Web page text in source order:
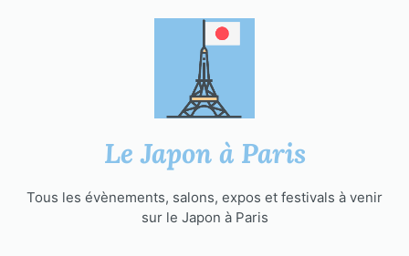
Le Japon à Paris
Tous les évènements, salons, expos et festivals à venir
sur le Japon à Paris